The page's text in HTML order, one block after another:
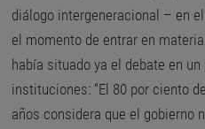
diálogo intergeneracional – en
el momento de entrar en
había situado ya el debate en
instituciones: “El 80 por ciento
años considera que el gobierno